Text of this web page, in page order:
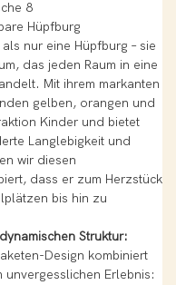
Hüpfburg
nur eine Hüpfburg – sie
das jeden Raum in eine
Mit ihrem markanten
gelben, orangen und
Kinder und bietet
Langlebigkeit und
wir diesen
dass er zum Herzstück
bis hin zu
Struktur:
Design kombiniert
Erlebnis: